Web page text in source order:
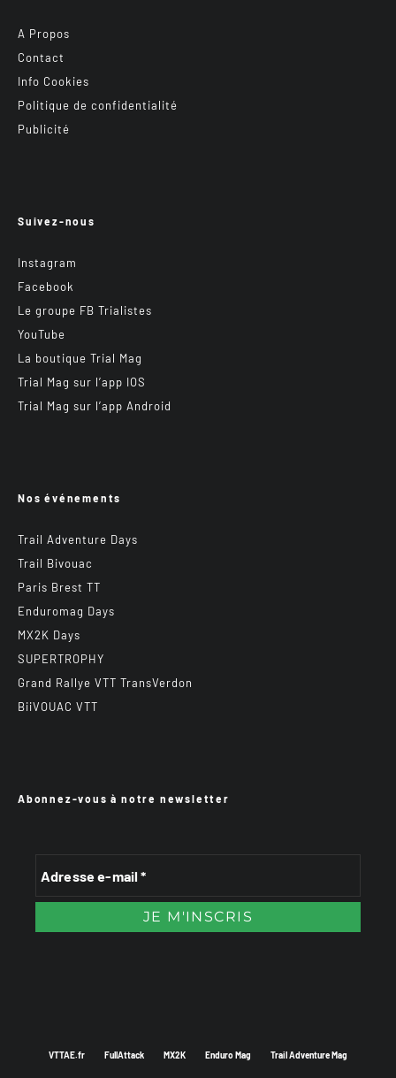
A Propos
Contact
Info Cookies
Politique de confidentialité
Publicité
Suivez-nous
Instagram
Facebook
Le groupe FB Trialistes
YouTube
La boutique Trial Mag
Trial Mag sur l’app IOS
Trial Mag sur l’app Android
Nos événements
Trail Adventure Days
Trail Bivouac
Paris Brest TT
Enduromag Days
MX2K Days
SUPERTROPHY
Grand Rallye VTT TransVerdon
BiiVOUAC VTT
Abonnez-vous à notre newsletter
VTTAE.fr FullAttack MX2K Enduro Mag Trail Adventure Mag